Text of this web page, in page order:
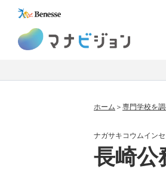
ホーム 専門学校を
ナガサキコウムイン
長崎公